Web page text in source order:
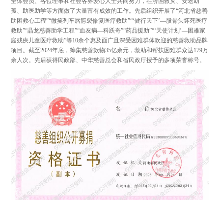
孤、助医助学等方面做了大量富有成效的工作。先后组织开展了“河北省慈善
助困救心工程”“微笑列车唇腭裂修复医疗救助”“‘健行天下’—股骨头坏死医疗
救助”“晶龙慈善助学工程”“血友病—科跃奇”“药品援助”“‘天使计划’—困难家
庭残疾儿童医疗救助”等10余个惠及面广且深受困难群体欢迎的慈善救助品牌
项目。截至2024年底，筹集慈善款物35亿余元，救助和帮扶困难群众达179万
余人次。先后获得民政部、中华慈善总会和省民政厅授予的多项荣誉称号。